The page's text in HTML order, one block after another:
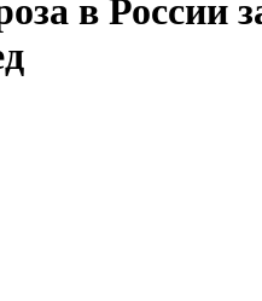
в России